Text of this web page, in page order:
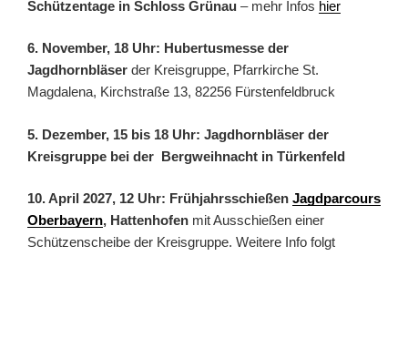
Schützentage in Schloss Grünau – mehr Infos hier
6. November, 18 Uhr: Hubertusmesse der
Jagdhornbläser der Kreisgruppe, Pfarrkirche St.
Magdalena, Kirchstraße 13, 82256 Fürstenfeldbruck
5. Dezember, 15 bis 18 Uhr: Jagdhornbläser der
Kreisgruppe bei der Bergweihnacht in Türkenfeld
10. April 2027, 12 Uhr: Frühjahrsschießen Jagdparcours
Oberbayern, Hattenhofen mit Ausschießen einer
Schützenscheibe der Kreisgruppe. Weitere Info folgt